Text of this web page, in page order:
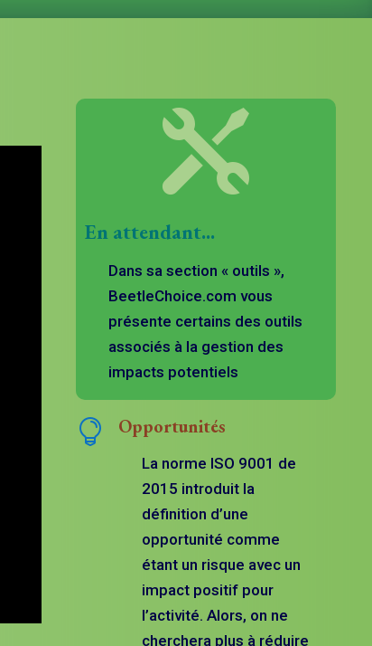

En attendant...
Dans sa section « outils »,
BeetleChoice.com vous
présente certains des outils
associés à la gestion des
impacts potentiels
 Opportunités
La norme ISO 9001 de
2015 introduit la
définition d’une
opportunité comme
étant un risque avec un
impact positif pour
l’activité. Alors, on ne
cherchera plus à réduire